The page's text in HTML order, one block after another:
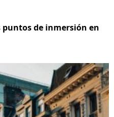
puntos de inmersión en